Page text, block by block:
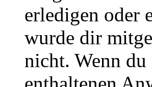
erledigen oder
wurde dir
nicht. Wenn